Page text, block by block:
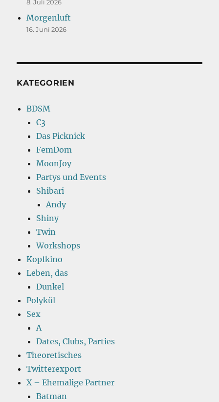
8. Juli 2026
Morgenluft
16. Juni 2026
KATEGORIEN
BDSM
C3
Das Picknick
FemDom
MoonJoy
Partys und Events
Shibari
Andy
Shiny
Twin
Workshops
Kopfkino
Leben, das
Dunkel
Polykül
Sex
A
Dates, Clubs, Parties
Theoretisches
Twitterexport
X – Ehemalige Partner
Batman